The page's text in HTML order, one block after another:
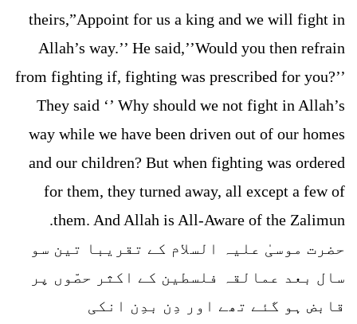
theirs,”Appoint for us a king and we will fight in
Allah’s way.’’ He said,’’Would you then refrain
from fighting if, fighting was prescribed for you?’’
They said ‘’ Why should we not fight in Allah’s
way while we have been driven out of our homes
and our children? But when fighting was ordered
for them, they turned away, all except a few of
them. And Allah is All-Aware of the Zalimun.
حضرت موسیٰ علیہ السلام کے تقریبا تین سو
سال بعد عمالقہ فلسطین کے اکثر حصّوں پر
قابض ہو گئے تھے اور دِن بدِن انکی